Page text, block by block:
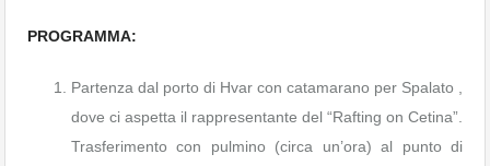
PROGRAMMA:
Partenza dal porto di Hvar con catamarano per Spalato ,
dove ci aspetta il rappresentante del “Rafting on Cetina”.
Trasferimento con pulmino (circa un’ora) al punto di